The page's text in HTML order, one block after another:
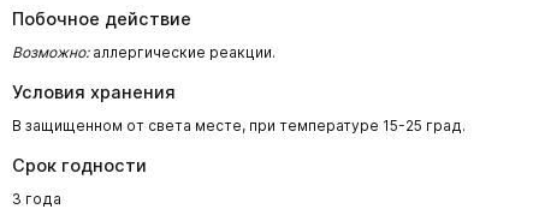
Побочное действие
Возможно:аллергические реакции.
Условия хранения
В защищенном от света месте, при температуре 15-25 град.
Срок годности
3 года